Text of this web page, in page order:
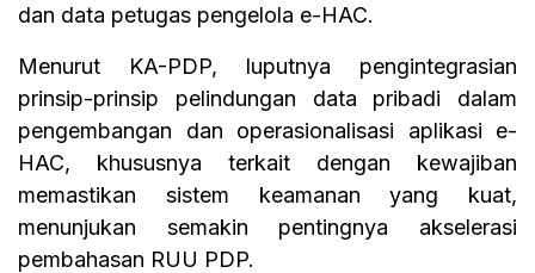
dan data petugas pengelola e-HAC.
Menurut KA-PDP, luputnya pengintegrasian
prinsip-prinsip pelindungan data pribadi dalam
pengembangan dan operasionalisasi aplikasi e-
HAC, khususnya terkait dengan kewajiban
memastikan sistem keamanan yang kuat,
menunjukan semakin pentingnya akselerasi
pembahasan RUU PDP.